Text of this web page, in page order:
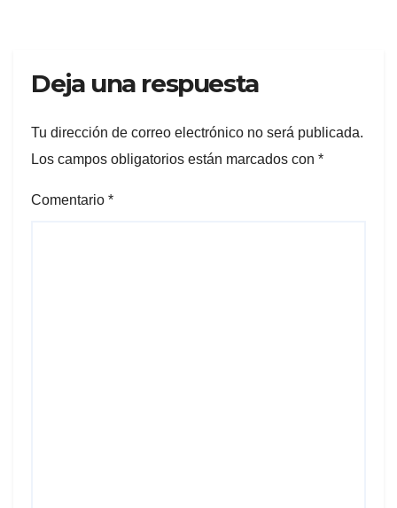
Deja una respuesta
Tu dirección de correo electrónico no será publicada.
Los campos obligatorios están marcados con *
Comentario *